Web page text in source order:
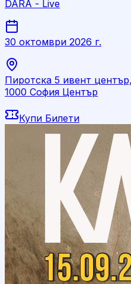
DARA - Live
30 октомври 2026 г.
Пиротска 5 ивент
1000 София Център
Купи Билети